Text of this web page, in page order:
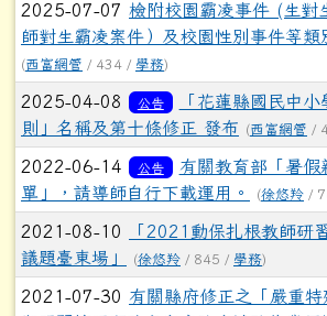
2025-07-07 檢附校園霸凌事件 (生對
師對生霸凌案件）及校園性別事件等類
(西富網管 / 434 / 學務)
2025-04-08 公告
「花蓮縣國民中
則」名稱及第十條修正 發布
(西富網管 /
2022-06-14 公告
有關教育部「暑假
單」，請導師自行下載運用。
(徐悠羚 /
2021-08-10
「2021動保扎根教師研
議題臺東場」
(徐悠羚 / 845 / 學務)
2021-07-30 有關縣府修正之「嚴重